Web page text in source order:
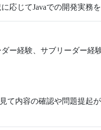
応じてJavaでの開発実務
ー経験、サブリーダー
て内容の確認や問題提起